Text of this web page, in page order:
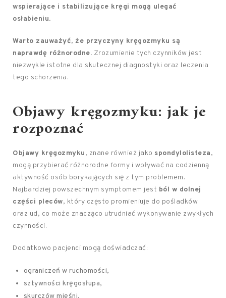
wspierające i stabilizujące kręgi mogą ulegać
osłabieniu.
Warto zauważyć, że przyczyny kręgozmyku są
naprawdę różnorodne. Zrozumienie tych czynników jest
niezwykle istotne dla skutecznej diagnostyki oraz leczenia
tego schorzenia.
Objawy kręgozmyku: jak je
rozpoznać
Objawy kręgozmyku, znane również jako spondylolisteza,
mogą przybierać różnorodne formy i wpływać na codzienną
aktywność osób borykających się z tym problemem.
Najbardziej powszechnym symptomem jest ból w dolnej
części pleców, który często promieniuje do pośladków
oraz ud, co może znacząco utrudniać wykonywanie zwykłych
czynności.
Dodatkowo pacjenci mogą doświadczać:
ograniczeń w ruchomości,
sztywności kręgosłupa,
skurczów mięśni,